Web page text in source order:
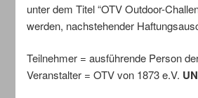
Geschützt: Challenge 14
Dieser Inhalt ist passwortgeschützt. Bitte
Passwort ein, um ihn anzeigen zu können.
unter dem Titel “OTV Outdoor-
werden, nachstehender
Teilnehmer = ausführende Person
Veranstalter = OTV von 1873 e.V.